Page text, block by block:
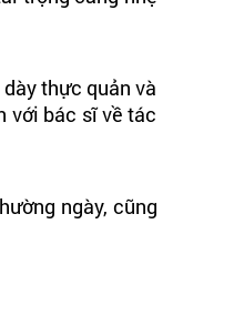
thực quản và
với bác sĩ về tác
ngày, cũng